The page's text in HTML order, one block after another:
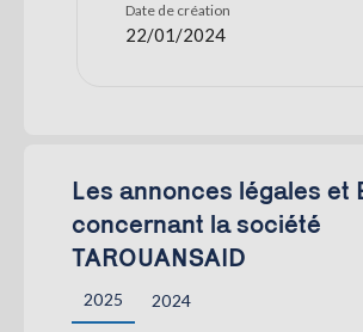
Date de création
22/01/2024
Les annonces légales et
concernant la société
TAROUANSAID
2025 2024